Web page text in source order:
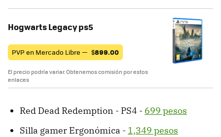
Hogwarts Legacy ps5
PVP en Mercado Libre — $899.00
El precio podría variar. Obtenemos comisión por estos
enlaces
Red Dead Redemption - PS4 - 699 pesos
Silla gamer Ergonómica - 1,349 pesos